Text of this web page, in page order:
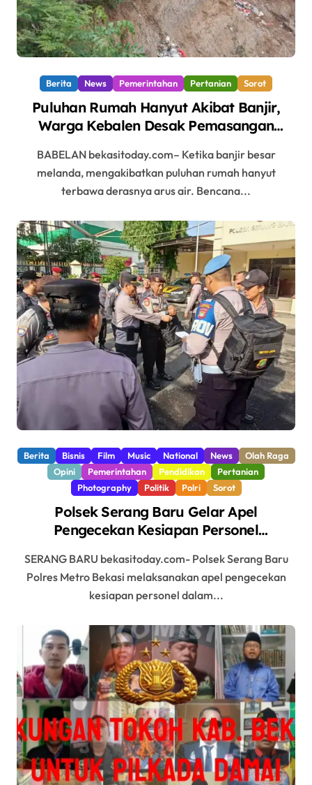
Berita News Pemerintahan Pertanian Sorot
Puluhan Rumah Hanyut Akibat Banjir,
Warga Kebalen Desak Pemasangan
BABELAN bekasitoday.com– Ketika banjir besar
melanda, mengakibatkan puluhan rumah hanyut
terbawa derasnya arus air. Bencana...
Berita Bisnis Film Music National News
Olah Raga
Opini
Pemerintahan Pendidikan
Pertanian
Photography
Politik Polri Sorot
Polsek Serang Baru Gelar Apel
Pengecekan Kesiapan Personel
SERANG BARU bekasitoday.com- Polsek Serang Baru
Polres Metro Bekasi melaksanakan apel pengecekan
kesiapan personel dalam...